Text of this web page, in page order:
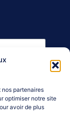
partenaires
optimiser notre site
avoir de plus